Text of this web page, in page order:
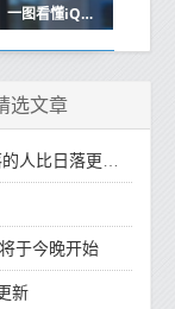
预售倒计时！一图看懂iQOO 618优惠 型号价格全都有
选文章
比日落更浪漫
于今晚开始
新